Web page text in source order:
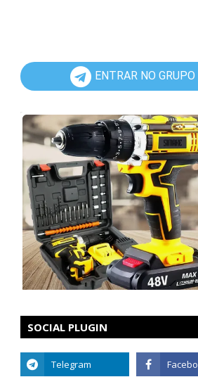
ENTRAR NO GRUPO
SOCIAL PLUGIN